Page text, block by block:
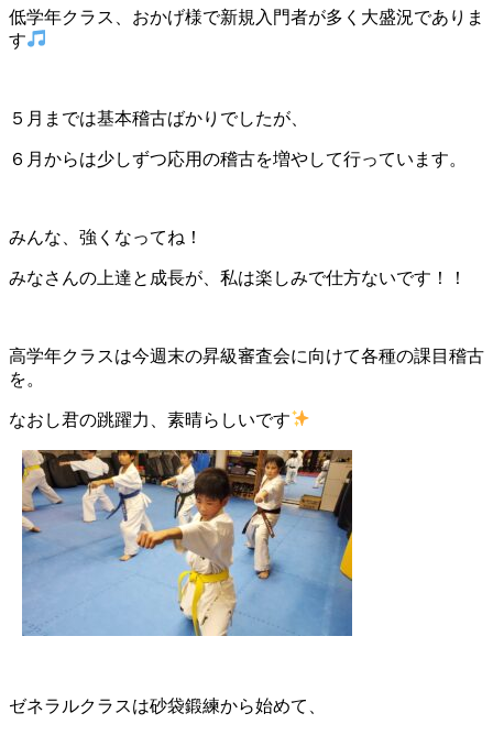
低学年クラス、おかげ様で新規入門者が多く大盛況でありま
す
５月までは基本稽古ばかりでしたが、
６月からは少しずつ応用の稽古を増やして行っています。
みんな、強くなってね！
みなさんの上達と成長が、私は楽しみで仕方ないです！！
高学年クラスは今週末の昇級審査会に向けて各種の課目稽古
を。
なおし君の跳躍力、素晴らしいです
ゼネラルクラスは砂袋鍛練から始めて、